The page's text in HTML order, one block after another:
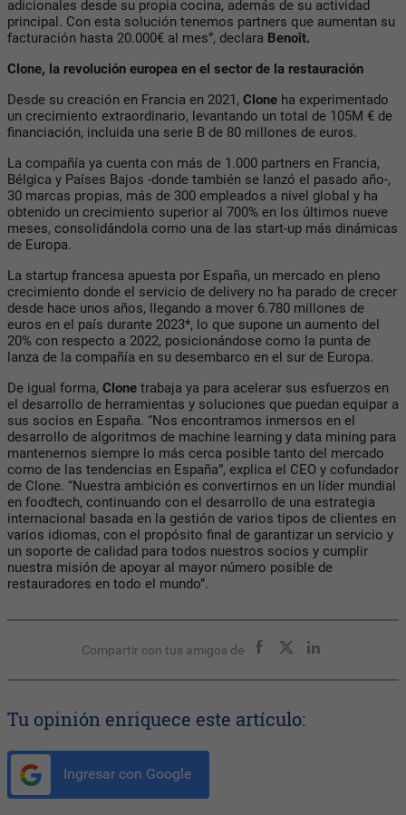
adicionales desde su propia cocina, además de su actividad
principal. Con esta solución tenemos partners que aumentan su
facturación hasta 20.000€ al mes”, declara Benoît.
Clone, la revolución europea en el sector de la restauración
Desde su creación en Francia en 2021, Clone ha experimentado
un crecimiento extraordinario, levantando un total de 105M € de
financiación, incluida una serie B de 80 millones de euros.
La compañía ya cuenta con más de 1.000 partners en Francia,
Bélgica y Países Bajos -donde también se lanzó el pasado año-,
30 marcas propias, más de 300 empleados a nivel global y ha
obtenido un crecimiento superior al 700% en los últimos nueve
meses, consolidándola como una de las start-up más dinámicas
de Europa.
La startup francesa apuesta por España, un mercado en pleno
crecimiento donde el servicio de delivery no ha parado de crecer
desde hace unos años, llegando a mover 6.780 millones de
euros en el país durante 2023*, lo que supone un aumento del
20% con respecto a 2022, posicionándose como la punta de
lanza de la compañía en su desembarco en el sur de Europa.
De igual forma, Clone trabaja ya para acelerar sus esfuerzos en
el desarrollo de herramientas y soluciones que puedan equipar a
sus socios en España. “Nos encontramos inmersos en el
desarrollo de algoritmos de machine learning y data mining para
mantenernos siempre lo más cerca posible tanto del mercado
como de las tendencias en España”, explica el CEO y cofundador
de Clone. “Nuestra ambición es convertirnos en un líder mundial
en foodtech, continuando con el desarrollo de una estrategia
internacional basada en la gestión de varios tipos de clientes en
varios idiomas, con el propósito final de garantizar un servicio y
un soporte de calidad para todos nuestros socios y cumplir
nuestra misión de apoyar al mayor número posible de
restauradores en todo el mundo”.
Compartir con tus amigos de
Tu opinión enriquece este artículo:
Ingresar con Google